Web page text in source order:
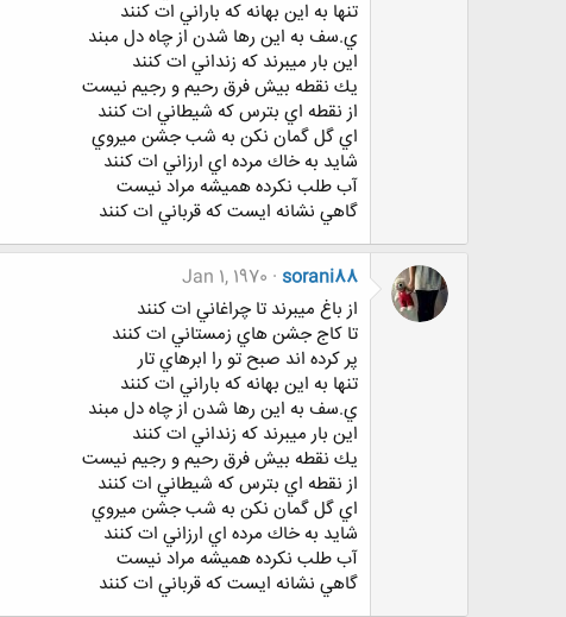
تنها به اين بهانه كه باراني ات كنند
ي.سف به اين رها شدن از چاه دل مبند
اين بار ميبرند كه زنداني ات كنند
يك نقطه بيش فرق رحيم و رجيم نيست
از نقطه اي بترس كه شيطاني ات كنند
اي گل گمان نكن به شب جشن ميروي
شايد به خاك مرده اي ارزاني ات كنند
آب طلب نكرده هميشه مراد نيست
گاهي نشانه ايست كه قرباني ات كنند
sorani88
Jan 1, 1970
از باغ ميبرند تا چراغاني ات كنند
تا كاج جشن هاي زمستاني ات كنند
پر كرده اند صبح تو را ابرهاي تار
تنها به اين بهانه كه باراني ات كنند
ي.سف به اين رها شدن از چاه دل مبند
اين بار ميبرند كه زنداني ات كنند
يك نقطه بيش فرق رحيم و رجيم نيست
از نقطه اي بترس كه شيطاني ات كنند
اي گل گمان نكن به شب جشن ميروي
شايد به خاك مرده اي ارزاني ات كنند
آب طلب نكرده هميشه مراد نيست
گاهي نشانه ايست كه قرباني ات كنند